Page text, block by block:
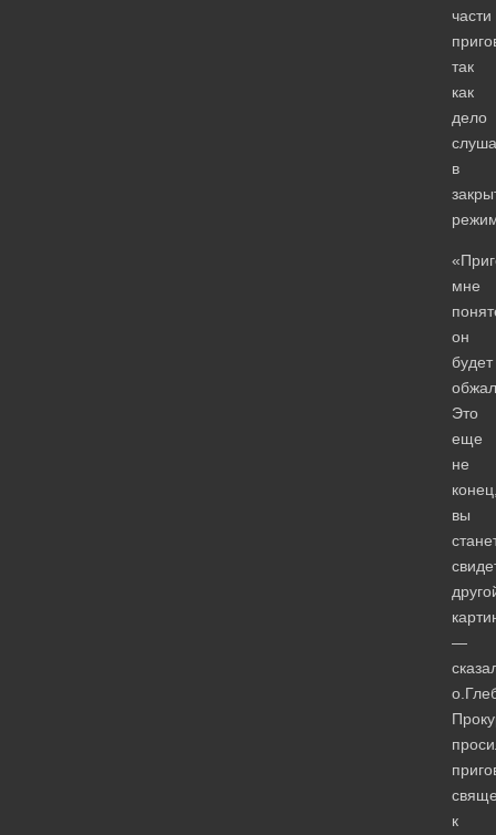
части
так
как
дело
в
мне
он
будет
Это
еще
не
вы
—
к